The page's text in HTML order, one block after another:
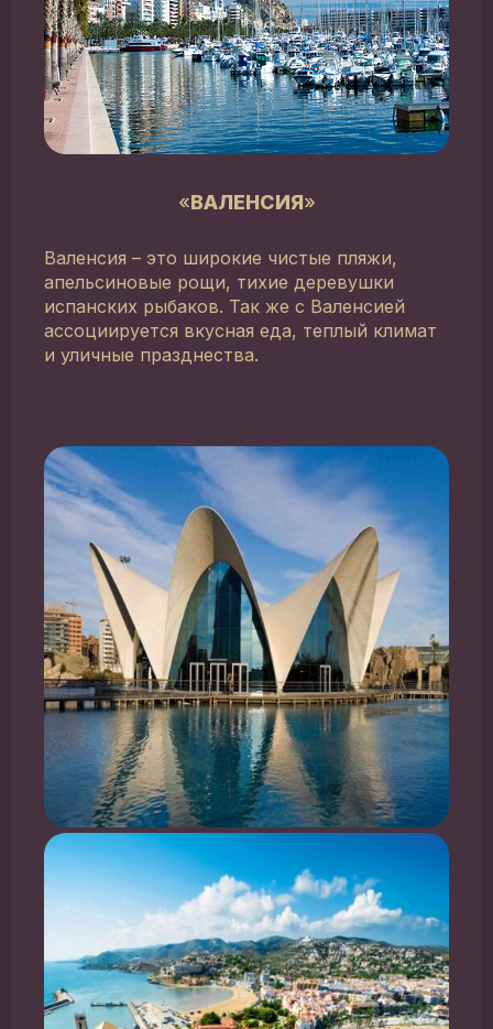
«ВАЛЕНСИЯ»
Валенсия – это широкие чистые пляжи,
апельсиновые рощи, тихие деревушки
испанских рыбаков. Так же с Валенсией
ассоциируется вкусная еда, теплый климат
и уличные празднества.